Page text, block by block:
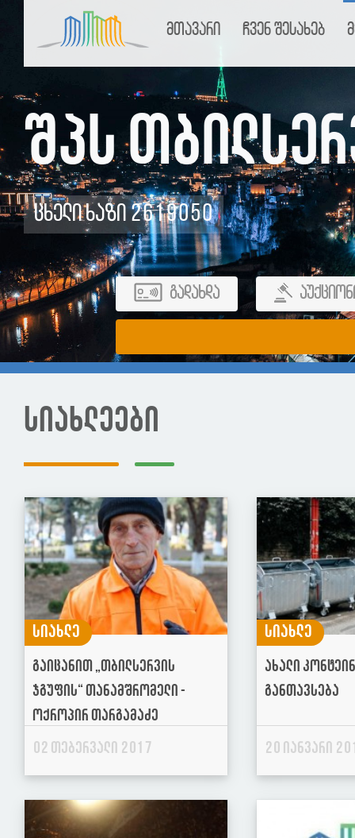
მთავარი ჩვენ შესახებ
შპს
ცხელი ხაზი 2619050
გადახდა
სიახლეები
სიახლე
გაიცანით „თბილსერვის
ჯგუფის“ თანამშრომელი -
ოქროპირ თარგამაძე
02 თებერვალი 2017
სიახლე
ახალი
განთავსება
20 იანვარი